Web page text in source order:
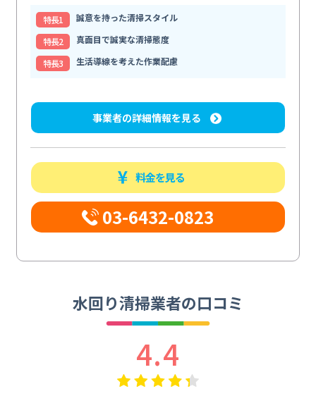
特⻑1
誠意を持った清掃スタイル
特⻑2
真面目で誠実な清掃態度
特⻑3
生活導線を考えた作業配慮
事業者の詳細情報を見る
料金を見る
03-6432-0823
水回り清掃業者の口コミ
4.4